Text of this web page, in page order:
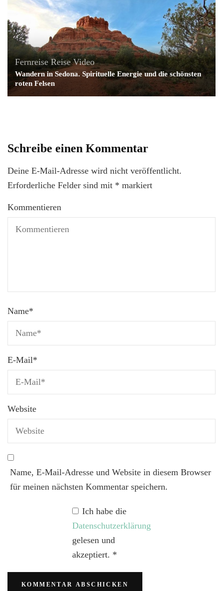
Fernreise Reise Video
Wandern in Sedona. Spirituelle Energie und die schönsten
roten Felsen
Schreibe einen Kommentar
Deine E-Mail-Adresse wird nicht veröffentlicht.
Erforderliche Felder sind mit * markiert
Kommentieren
Name*
E-Mail*
Website
Name, E-Mail-Adresse und Website in diesem Browser
für meinen nächsten Kommentar speichern.
Ich habe die
Datenschutzerklärung
gelesen und
akzeptiert. *